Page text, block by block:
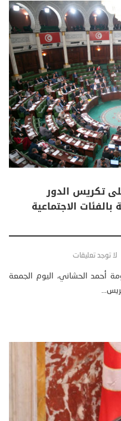
تكريس الدور
الاجتماعية
لا توجد تعليقات
أحمد الحشاني، اليوم الجمعة